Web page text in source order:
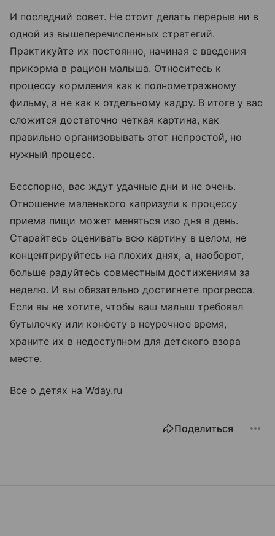
И последний совет. Не стоит делать перерыв ни в
одной из вышеперечисленных стратегий.
Практикуйте их постоянно, начиная с введения
прикорма в рацион малыша. Относитесь к
процессу кормления как к полнометражному
фильму, а не как к отдельному кадру. В итоге у вас
сложится достаточно четкая картина, как
правильно организовывать этот непростой, но
нужный процесс.
Бесспорно, вас ждут удачные дни и не очень.
Отношение маленького капризули к процессу
приема пищи может меняться изо дня в день.
Старайтесь оценивать всю картину в целом, не
концентрируйтесь на плохих днях, а, наоборот,
больше радуйтесь совместным достижениям за
неделю. И вы обязательно достигнете прогресса.
Если вы не хотите, чтобы ваш малыш требовал
бутылочку или конфету в неурочное время,
храните их в недоступном для детского взора
месте.
Все о детях на Wday.ru
Поделиться